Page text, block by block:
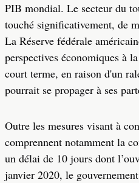
PIB mondial. Le secteur du
touché significativement, de
La Réserve fédérale
perspectives économiques à
court terme, en raison d'un
pourrait se propager à ses
Outre les mesures visant à
comprennent notamment la
un délai de 10 jours dont
janvier 2020, le